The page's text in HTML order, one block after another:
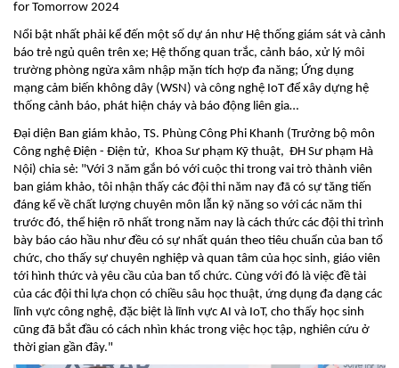
for Tomorrow 2024
Nổi bật nhất phải kể đến một số dự án như Hệ thống giám sát và cảnh
báo trẻ ngủ quên trên xe; Hệ thống quan trắc, cảnh báo, xử lý môi
trường phòng ngừa xâm nhập mặn tích hợp đa năng; Ứng dụng
mạng cảm biến không dây (WSN) và công nghệ IoT để xây dựng hệ
thống cảnh báo, phát hiện cháy và báo động liên gia…
Đại diện Ban giám khảo, TS. Phùng Công Phi Khanh (Trưởng bộ môn
Công nghệ Điện - Điện tử, Khoa Sư phạm Kỹ thuật, ĐH Sư phạm Hà
Nội) chia sẻ: "Với 3 năm gắn bó với cuộc thi trong vai trò thành viên
ban giám khảo, tôi nhận thấy các đội thi năm nay đã có sự tăng tiến
đáng kể về chất lượng chuyên môn lẫn kỹ năng so với các năm thi
trước đó, thể hiện rõ nhất trong năm nay là cách thức các đội thi trình
bày báo cáo hầu như đều có sự nhất quán theo tiêu chuẩn của ban tổ
chức, cho thấy sự chuyên nghiệp và quan tâm của học sinh, giáo viên
tới hình thức và yêu cầu của ban tổ chức. Cùng với đó là việc đề tài
của các đội thi lựa chọn có chiều sâu học thuật, ứng dụng đa dạng các
lĩnh vực công nghệ, đặc biệt là lĩnh vực AI và IoT, cho thấy học sinh
cũng đã bắt đầu có cách nhìn khác trong việc học tập, nghiên cứu ở
thời gian gần đây."